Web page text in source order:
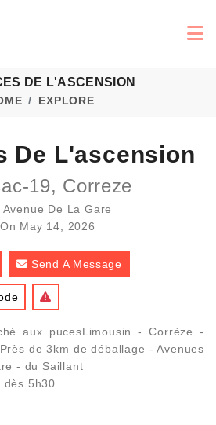
DE L'ASCENSION
EXPLORE
De L'ascension
19, Correze
Avenue De La Gare
On May 14, 2026
Send A Message
aux pucesLimousin - Corrèze -
de 3km de déballage - Avenues
- du Saillant
5h30.